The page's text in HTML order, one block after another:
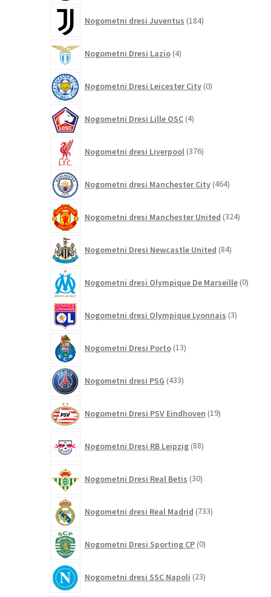
Nogometni dresi Juventus 184izdelkov
Nogometni Dresi Lazio 4izdelki
Nogometni Dresi Leicester City 0izdelkov
Nogometni Dresi Lille OSC 4izdelki
Nogometni dresi Liverpool 376izdelkov
Nogometni dresi Manchester City 464izdelkov
Nogometni dresi Manchester United 324izdelkov
Nogometni Dresi Newcastle United 84izdelkov
Nogometni dresi Olympique De Marseille 0
Nogometni dresi Olympique Lyonnais 3izdelki
Nogometni Dresi Porto 13izdelkov
Nogometni dresi PSG 433izdelkov
Nogometni Dresi PSV Eindhoven 19izdelkov
Nogometni Dresi RB Leipzig 88izdelkov
Nogometni Dresi Real Betis 30izdelkov
Nogometni dresi Real Madrid 733izdelkov
Nogometni Dresi Sporting CP 0izdelkov
Nogometni dresi SSC Napoli 23izdelkov